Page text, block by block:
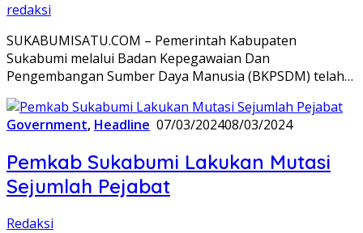
redaksi
SUKABUMISATU.COM – Pemerintah Kabupaten
Sukabumi melalui Badan Kepegawaian Dan
Pengembangan Sumber Daya Manusia (BKPSDM) telah…
Government, Headline 07/03/202408/03/2024
Pemkab Sukabumi Lakukan Mutasi
Sejumlah Pejabat
Redaksi